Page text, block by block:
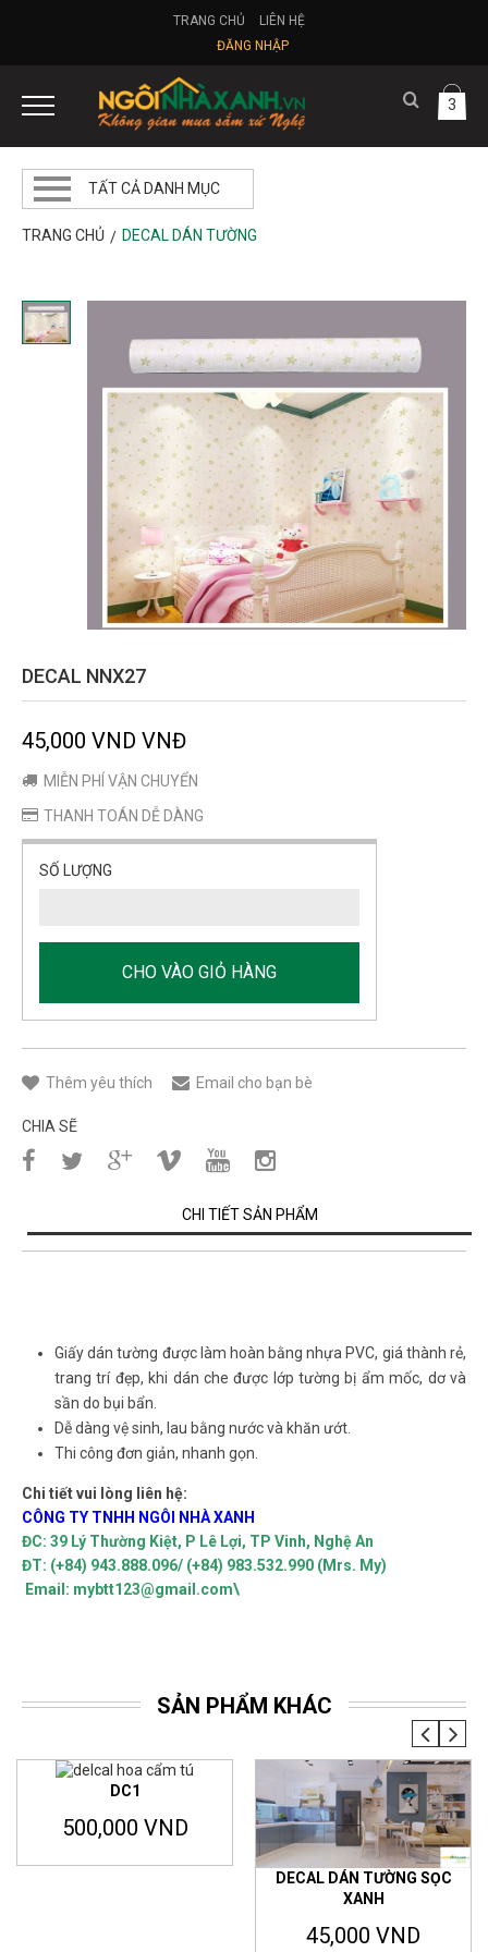
TRANG CHỦ
LIÊN HỆ
ĐĂNG NHẬP
3
TẤT CẢ DANH MỤC
TRANG CHỦ DECAL DÁN TƯỜNG
DECAL NNX27
45,000 VND VNĐ
MIỄN PHÍ VẬN CHUYỂN
THANH TOÁN DỄ DÀNG
SỐ LƯỢNG
CHO VÀO GIỎ HÀNG
Thêm yêu thích Email cho bạn bè
CHIA SẼ
CHI TIẾT SẢN PHẨM
Giấy dán tường được làm hoàn bằng nhựa PVC, giá thành rẻ,
trang trí đẹp, khi dán che được lớp tường bị ẩm mốc, dơ và
sần do bụi bẩn.
Dễ dàng vệ sinh, lau bằng nước và khăn ướt.
Thi công đơn giản, nhanh gọn.
Chi tiết vui lòng liên hệ:
CÔNG TY TNHH NGÔI NHÀ XANH
ĐC: 39 Lý Thường Kiệt, P Lê Lợi, TP Vinh, Nghệ An
ĐT: (+84) 943.888.096/ (+84) 983.532.990 (Mrs. My)
Email: mybtt123@gmail.com\
SẢN PHẨM KHÁC
DC1
500,000 VND
DECAL DÁN TƯỜNG SỌC
XANH
45,000 VND